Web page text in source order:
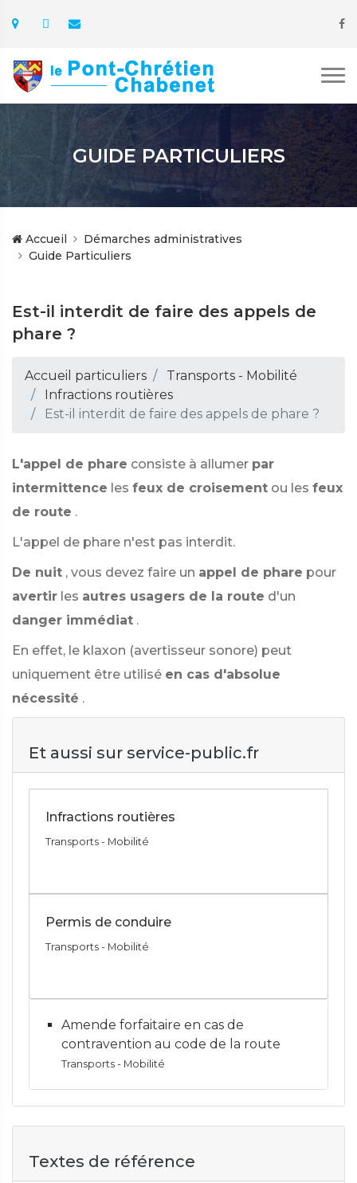
GUIDE PARTICULIERS
Accueil
Démarches administratives
Guide Particuliers
Est-il interdit de faire des appels de
phare ?
Accueil particuliers
Transports - Mobilité
Infractions routières
Est-il interdit de faire des appels de phare ?
L'appel de phare consiste à allumer par
intermittence les feux de croisement ou les feux
de route .
L'appel de phare n'est pas interdit.
De nuit , vous devez faire un appel de phare pour
avertir les autres usagers de la route d'un
danger immédiat .
En effet, le klaxon (avertisseur sonore) peut
uniquement être utilisé en cas d'absolue
nécessité .
Et aussi sur service-public.fr
Infractions routières
Transports - Mobilité
Permis de conduire
Transports - Mobilité
Amende forfaitaire en cas de
contravention au code de la route
Transports - Mobilité
Textes de référence